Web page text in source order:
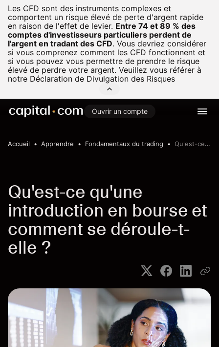
Les CFD sont des instruments complexes et
comportent un risque élevé de perte d'argent rapide
en raison de l'effet de levier. Entre 74 et 89 % des
comptes d'investisseurs particuliers perdent de
l'argent en tradant des CFD. Vous devriez considérer
si vous comprenez comment les CFD fonctionnent et
si vous pouvez vous permettre de prendre le risque
élevé de perdre votre argent. Veuillez vous référer à
notre Déclaration de Divulgation des Risques
Ouvrir un compte
Accueil Apprendre Fondamentaux du trading Qu'est-ce qu'un PAPE?
Qu'est-ce qu'une
introduction en bourse et
comment se déroule-t-
elle ?